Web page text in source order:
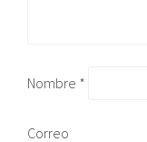
Nombre *
Correo